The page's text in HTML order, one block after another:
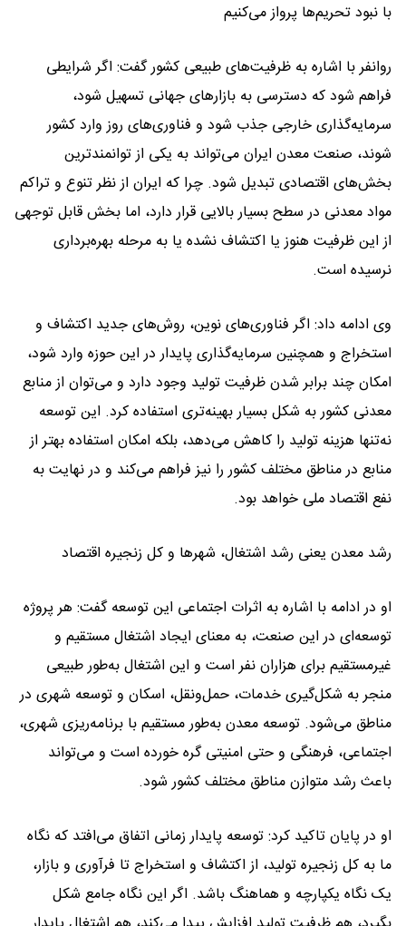
با نبود تحریم‌ها پرواز می‌کنیم
روانفر با اشاره به ظرفیت‌های طبیعی کشور گفت: اگر شرایطی
فراهم شود که دسترسی به بازارهای جهانی تسهیل شود،
سرمایه‌گذاری خارجی جذب شود و فناوری‌های روز وارد کشور
شوند، صنعت معدن ایران می‌تواند به یکی از توانمندترین
بخش‌های اقتصادی تبدیل شود. چرا که ایران از نظر تنوع و تراکم
مواد معدنی در سطح بسیار بالایی قرار دارد، اما بخش قابل توجهی
از این ظرفیت هنوز یا اکتشاف نشده یا به مرحله بهره‌برداری
نرسیده است.
وی ادامه داد: اگر فناوری‌های نوین، روش‌های جدید اکتشاف و
استخراج و همچنین سرمایه‌گذاری پایدار در این حوزه وارد شود،
امکان چند برابر شدن ظرفیت تولید وجود دارد و می‌توان از منابع
معدنی کشور به شکل بسیار بهینه‌تری استفاده کرد. این توسعه
نه‌تنها هزینه تولید را کاهش می‌دهد، بلکه امکان استفاده بهتر از
منابع در مناطق مختلف کشور را نیز فراهم می‌کند و در نهایت به
نفع اقتصاد ملی خواهد بود.
رشد معدن یعنی رشد اشتغال، شهرها و کل زنجیره اقتصاد
او در ادامه با اشاره به اثرات اجتماعی این توسعه گفت: هر پروژه
توسعه‌ای در این صنعت، به معنای ایجاد اشتغال مستقیم و
غیرمستقیم برای هزاران نفر است و این اشتغال به‌طور طبیعی
منجر به شکل‌گیری خدمات، حمل‌ونقل، اسکان و توسعه شهری در
مناطق می‌شود. توسعه معدن به‌طور مستقیم با برنامه‌ریزی شهری،
اجتماعی، فرهنگی و حتی امنیتی گره خورده است و می‌تواند
باعث رشد متوازن مناطق مختلف کشور شود.
او در پایان تاکید کرد: توسعه پایدار زمانی اتفاق می‌افتد که نگاه
ما به کل زنجیره تولید، از اکتشاف و استخراج تا فرآوری و بازار،
یک نگاه یکپارچه و هماهنگ باشد. اگر این نگاه جامع شکل